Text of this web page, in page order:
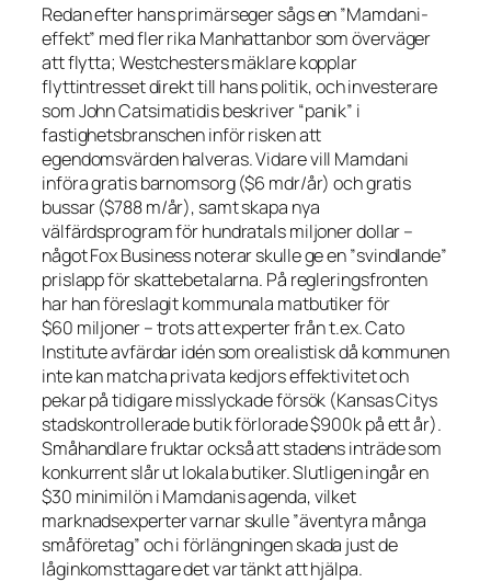
Redan efter hans primärseger sågs en”Mamdani-
effekt” med fler rika Manhattanbor som överväger
att flytta; Westchesters mäklare kopplar
flyttintresset direkt till hans politik, och investerare
som John Catsimatidis beskriver“panik” i
fastighetsbranschen inför risken att
egendomsvärden halveras. Vidare vill Mamdani
införa gratis barnomsorg ($6 mdr/år) och gratis
bussar ($788 m/år), samt skapa nya
välfärdsprogram för hundratals miljoner dollar –
något Fox Business noterar skulle ge en”svindlande”
prislapp för skattebetalarna. På regleringsfronten
har han föreslagit kommunala matbutiker för
$60 miljoner – trots att experter från t.ex. Cato
Institute avfärdar idén som orealistisk då kommunen
inte kan matcha privata kedjors effektivitet och
pekar på tidigare misslyckade försök (Kansas Citys
stadskontrollerade butik förlorade $900k på ett år).
Småhandlare fruktar också att stadens inträde som
konkurrent slår ut lokala butiker. Slutligen ingår en
$30 minimilön i Mamdanis agenda, vilket
marknadsexperter varnar skulle”äventyra många
småföretag”och i förlängningen skada just de
låginkomsttagare det var tänkt att hjälpa.